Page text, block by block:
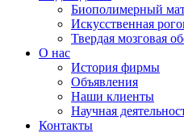
Биополимерный
Искусственная
Твердая мозговая
О нас
История фирмы
Объявления
Наши клиенты
Научная
Контакты